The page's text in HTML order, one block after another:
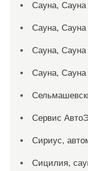
Сауна, Сауна
Сауна, Сауна
Сауна, Сауна
Сауна, Сауна
Сервис
Сириус,
Сицилия,